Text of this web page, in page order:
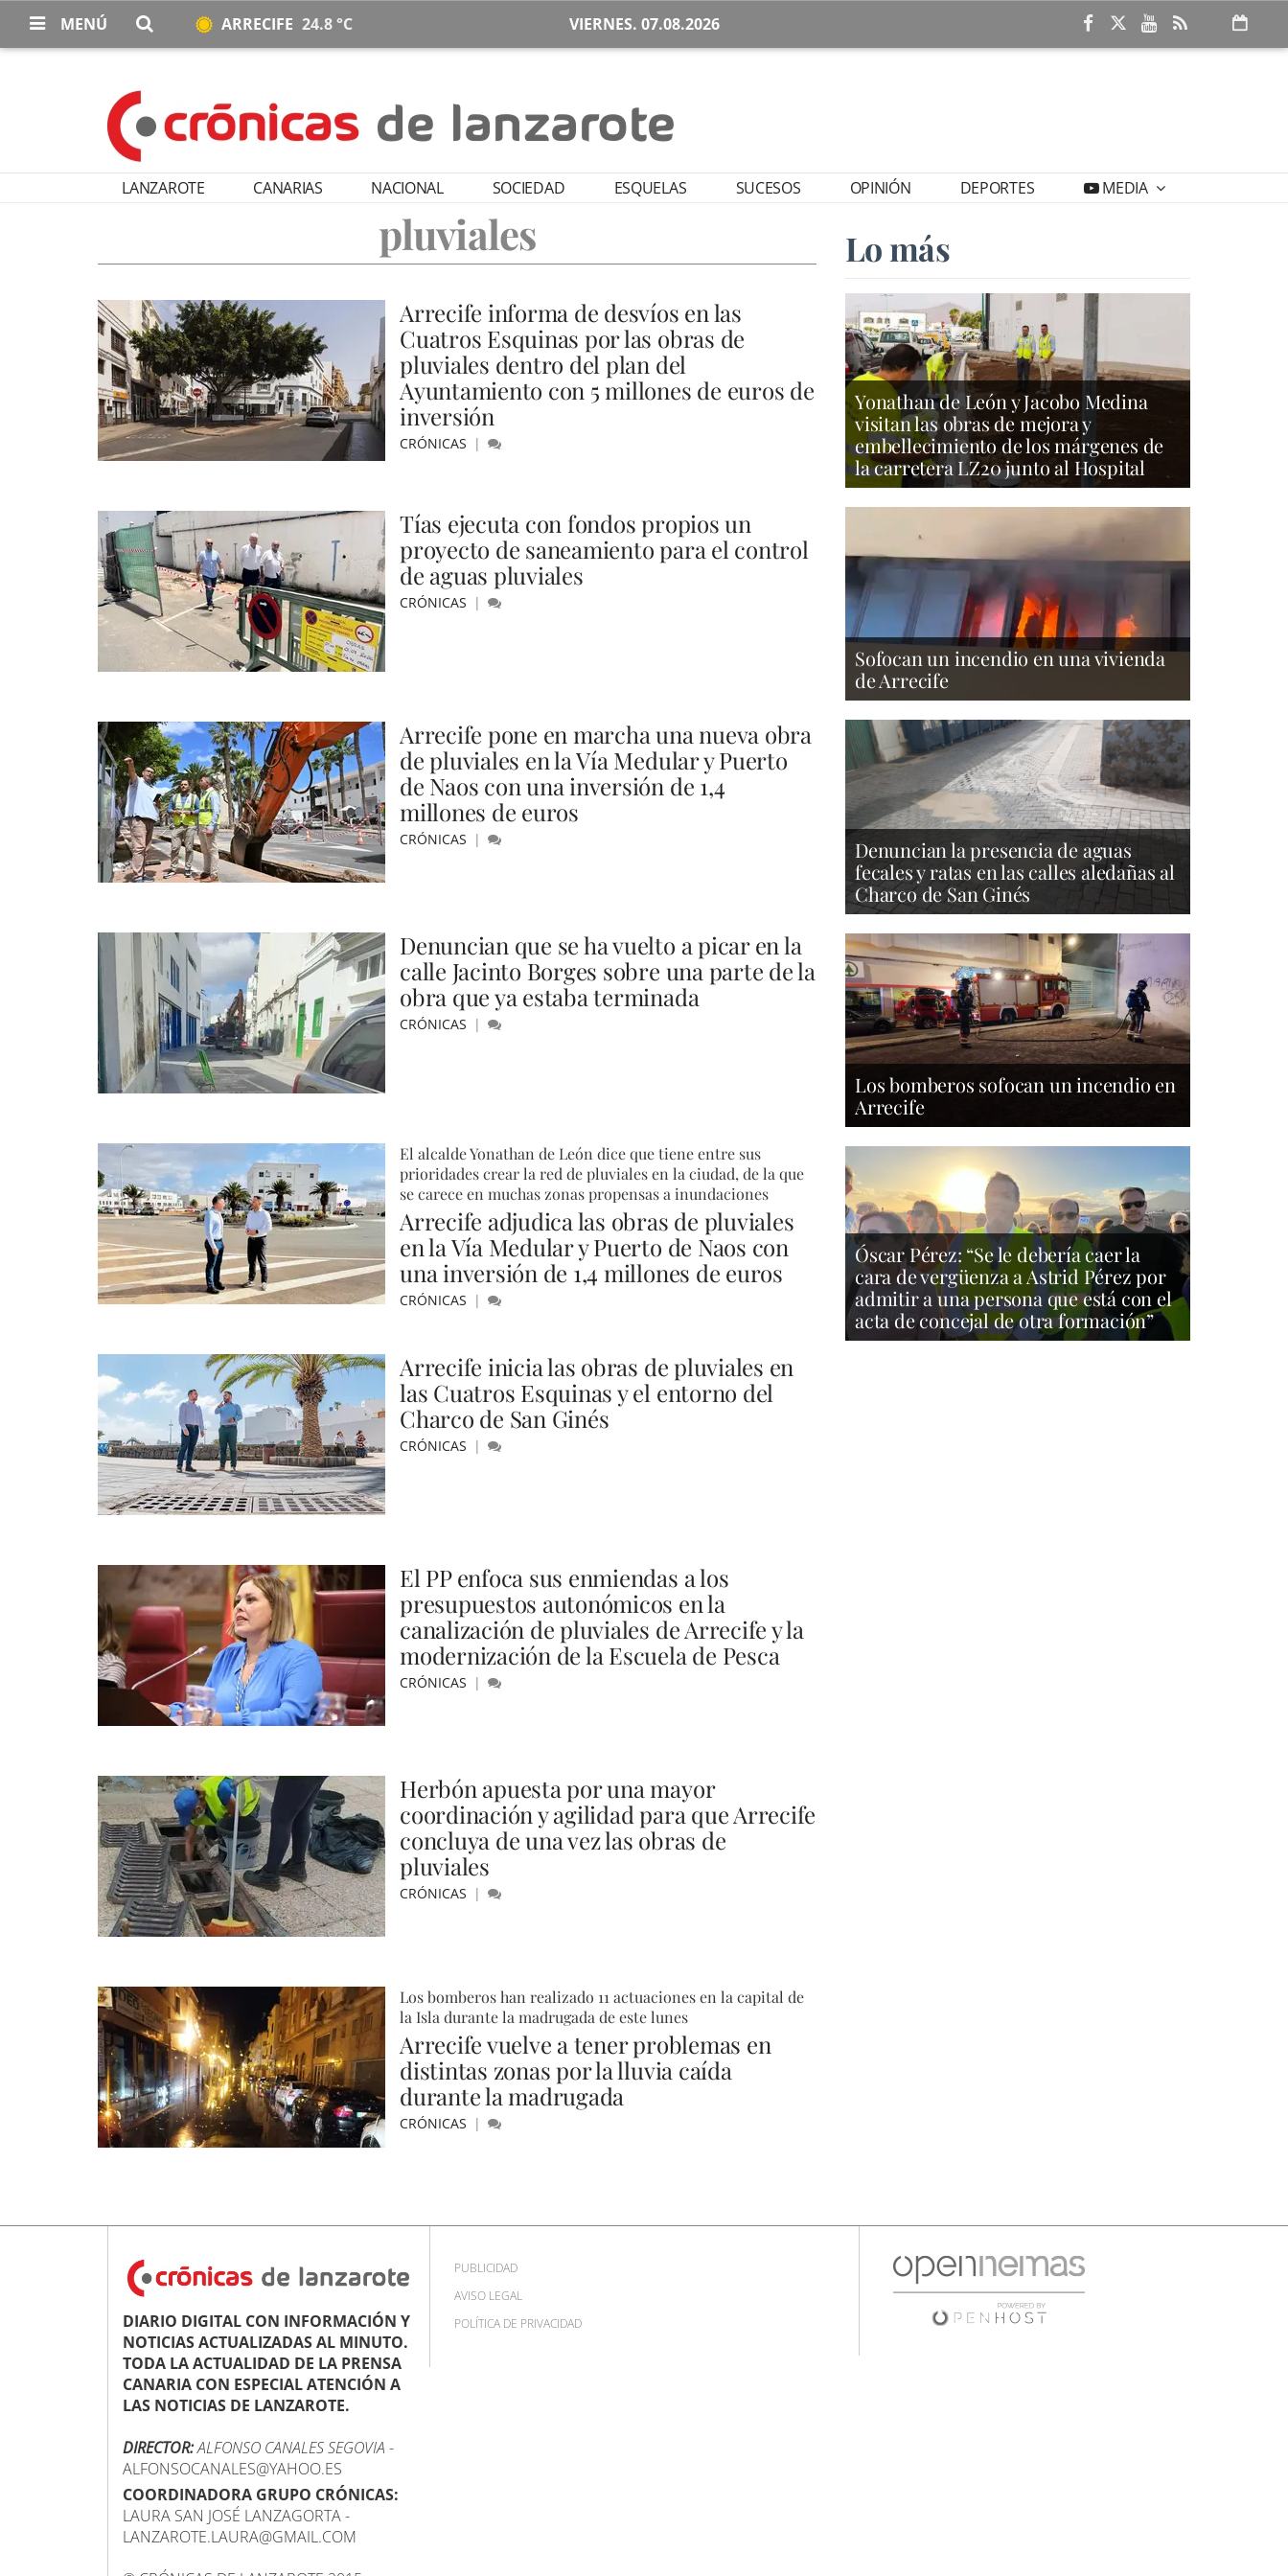
MENÚ ARRECIFE 24.8 °C VIERNES. 07.08.2026
LANZAROTE CANARIAS NACIONAL SOCIEDAD ESQUELAS SUCESOS OPINIÓN DEPORTES MEDIA
pluviales
Arrecife informa de desvíos en las
Cuatros Esquinas por las obras de
pluviales dentro del plan del
Ayuntamiento con 5 millones de euros de
inversión
CRÓNICAS
Tías ejecuta con fondos propios un
proyecto de saneamiento para el control
de aguas pluviales
CRÓNICAS
Arrecife pone en marcha una nueva obra
de pluviales en la Vía Medular y Puerto
de Naos con una inversión de 1,4
millones de euros
CRÓNICAS
Denuncian que se ha vuelto a picar en la
calle Jacinto Borges sobre una parte de la
obra que ya estaba terminada
CRÓNICAS
El alcalde Yonathan de León dice que tiene entre sus
prioridades crear la red de pluviales en la ciudad, de la que
se carece en muchas zonas propensas a inundaciones
Arrecife adjudica las obras de pluviales
en la Vía Medular y Puerto de Naos con
una inversión de 1,4 millones de euros
CRÓNICAS
Arrecife inicia las obras de pluviales en
las Cuatros Esquinas y el entorno del
Charco de San Ginés
CRÓNICAS
El PP enfoca sus enmiendas a los
presupuestos autonómicos en la
canalización de pluviales de Arrecife y la
modernización de la Escuela de Pesca
CRÓNICAS
Herbón apuesta por una mayor
coordinación y agilidad para que Arrecife
concluya de una vez las obras de
pluviales
CRÓNICAS
Los bomberos han realizado 11 actuaciones en la capital de
la Isla durante la madrugada de este lunes
Arrecife vuelve a tener problemas en
distintas zonas por la lluvia caída
durante la madrugada
CRÓNICAS
Lo más
Yonathan de León y Jacobo Medina
visitan las obras de mejora y
embellecimiento de los márgenes de
la carretera LZ20 junto al Hospital
Sofocan un incendio en una vivienda
de Arrecife
Denuncian la presencia de aguas
fecales y ratas en las calles aledañas al
Charco de San Ginés
Los bomberos sofocan un incendio en
Arrecife
Óscar Pérez: “Se le debería caer la
cara de vergüenza a Astrid Pérez por
admitir a una persona que está con el
acta de concejal de otra formación”
DIARIO DIGITAL CON INFORMACIÓN Y
NOTICIAS ACTUALIZADAS AL MINUTO.
TODA LA ACTUALIDAD DE LA PRENSA
CANARIA CON ESPECIAL ATENCIÓN A
LAS NOTICIAS DE LANZAROTE.
DIRECTOR:ALFONSO CANALES SEGOVIA -
ALFONSOCANALES@YAHOO.ES
COORDINADORA GRUPO CRÓNICAS:
LAURA SAN JOSÉ LANZAGORTA -
LANZAROTE.LAURA@GMAIL.COM
PUBLICIDAD
AVISO LEGAL
POLÍTICA DE PRIVACIDAD